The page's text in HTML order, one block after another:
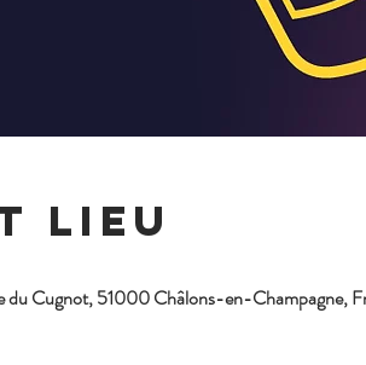
lieu
du Cugnot, 51000 Châlons-en-Champagne,